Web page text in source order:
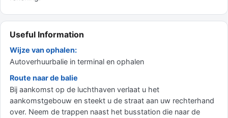
Useful Information
Wijze van ophalen:
Autoverhuurbalie in terminal en ophalen
Route naar de balie
Bij aankomst op de luchthaven verlaat u het
aankomstgebouw en steekt u de straat aan uw rechterhand
over. Neem de trappen naast het busstation die naar de